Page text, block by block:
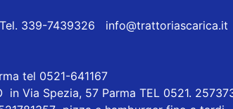
339-7439326 info@trattoriascarica.it
tel 0521-641167
in Via Spezia, 57 Parma TEL 0521.